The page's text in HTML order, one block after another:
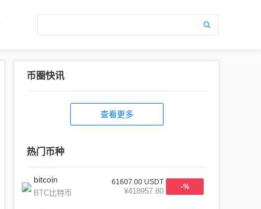
币圈快讯
查看更多
热门币种
bitcoin
BTC比特币
61607.00 USDT
¥418957.80 -%